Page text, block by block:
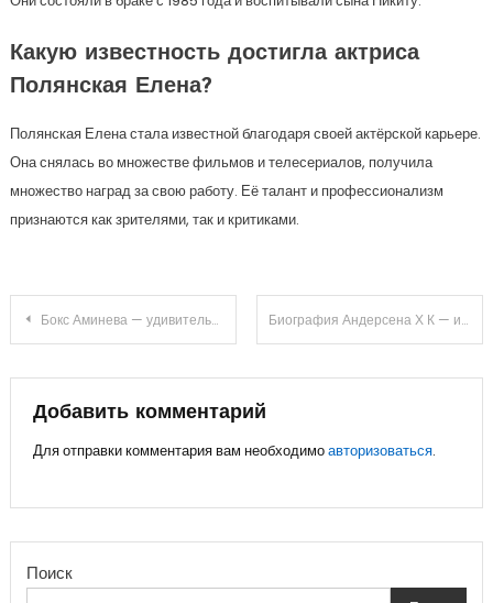
Какую известность достигла актриса
Полянская Елена?
Полянская Елена стала известной благодаря своей актёрской карьере.
Она снялась во множестве фильмов и телесериалов, получила
множество наград за свою работу. Её талант и профессионализм
признаются как зрителями, так и критиками.
Навигация
по
записям
Бокс Аминева — удивительная история биографии Азалии, ее непревзойденные успехи и множество достижений Биография Андерсена Х К — интересные факты, достижения и вдохновение
Добавить комментарий
Для отправки комментария вам необходимоавторизоваться.
Поиск